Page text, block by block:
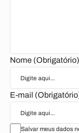
Nome (Obrigatório)
E-mail
Salvar meus dados